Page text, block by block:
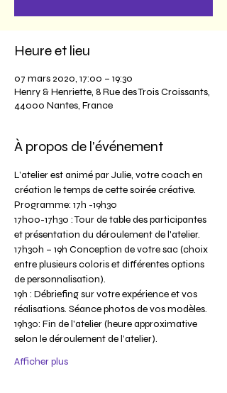
Heure et lieu
07 mars 2020, 17:00 – 19:30
Henry & Henriette, 8 Rue des Trois Croissants,
44000 Nantes, France
À propos de l'événement
L’atelier est animé par Julie, votre coach en
création le temps de cette soirée créative.
Programme: 17h -19h30
17h00-17h30 : Tour de table des participantes
et présentation du déroulement de l'atelier.
17h30h – 19h Conception de votre sac (choix
entre plusieurs coloris et différentes options
de personnalisation).
19h : Débriefing sur votre expérience et vos
réalisations. Séance photos de vos modèles.
19h30: Fin de l'atelier (heure approximative
selon le déroulement de l’atelier).
Afficher plus